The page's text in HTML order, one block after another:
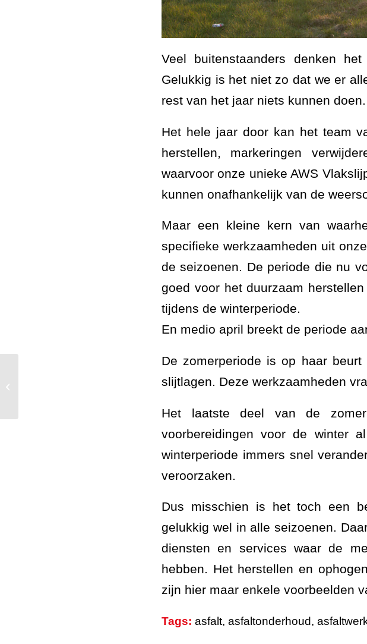
Veel buitenstaanders denken
Gelukkig is het niet zo dat we er
rest van het jaar niets kunnen doen.
Het hele jaar door kan het team
herstellen, markeringen
waarvoor onze unieke AWS
kunnen onafhankelijk van de
Maar een kleine kern van
specifieke werkzaamheden uit
de seizoenen. De periode die nu
goed voor het duurzaam
tijdens de winterperiode.
En medio april breekt de periode
De zomerperiode is op haar
slijtlagen. Deze werkzaamheden
Het laatste deel van de
voorbereidingen voor de winter
winterperiode immers snel
veroorzaken.
Dus misschien is het toch een
gelukkig wel in alle seizoenen.
diensten en services waar de
hebben. Het herstellen en
zijn hier maar enkele voorbeelden
Tags: asfalt, asfaltonderhoud,